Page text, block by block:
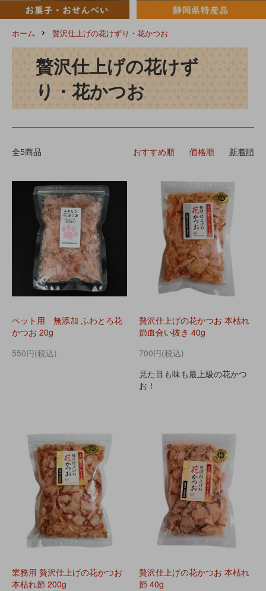
ホーム 贅沢仕上げの花けずり・花かつお
贅沢仕上げの花けず
り・花かつお
全5商品 おすすめ順 価格順 新着順
ペット用 無添加 ふわとろ花
かつお 20g
550円(税込)
贅沢仕上げの花かつお 本枯れ
節血合い抜き 40g
700円(税込)
見た目も味も最上級の花かつ
お！
業務用 贅沢仕上げの花かつお
本枯れ節 200g
贅沢仕上げの花かつお 本枯れ
節 40g